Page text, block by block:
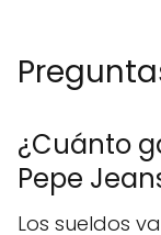
¿Cuánto
Pepe
Los sueldos